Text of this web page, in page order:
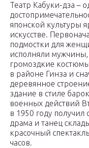
Театр Кабуки-дза –
японской культуры
искусстве.
подмостки для
исполняли
громоздкие
в районе Гинза и
деревянное
здание в стиле
военных действий
в 1950 году
драма и танец
красочный
часов.